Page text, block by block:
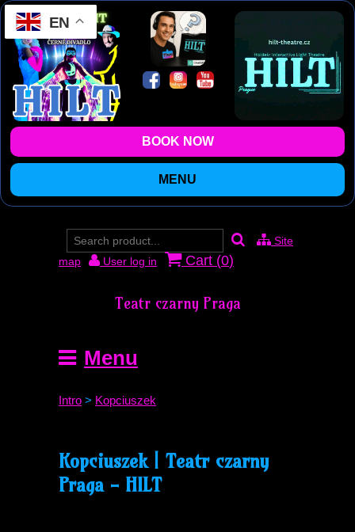
EN
BOOK NOW
MENU
Site
map
User log in Cart (0)
Teatr czarny Praga
Menu
Intro > Kopciuszek
Kopciuszek | Teatr czarny
Praga - HILT